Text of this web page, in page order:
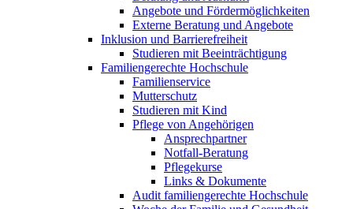
Angebote und Fördermöglichkeiten
Externe Beratung und Angebote
Inklusion und Barrierefreiheit
Studieren mit Beeinträchtigung
Familiengerechte Hochschule
Familienservice
Mutterschutz
Studieren mit Kind
Pflege von Angehörigen
Ansprechpartner
Notfall-Beratung
Pflegekurse
Links & Dokumente
Audit familiengerechte Hochschule